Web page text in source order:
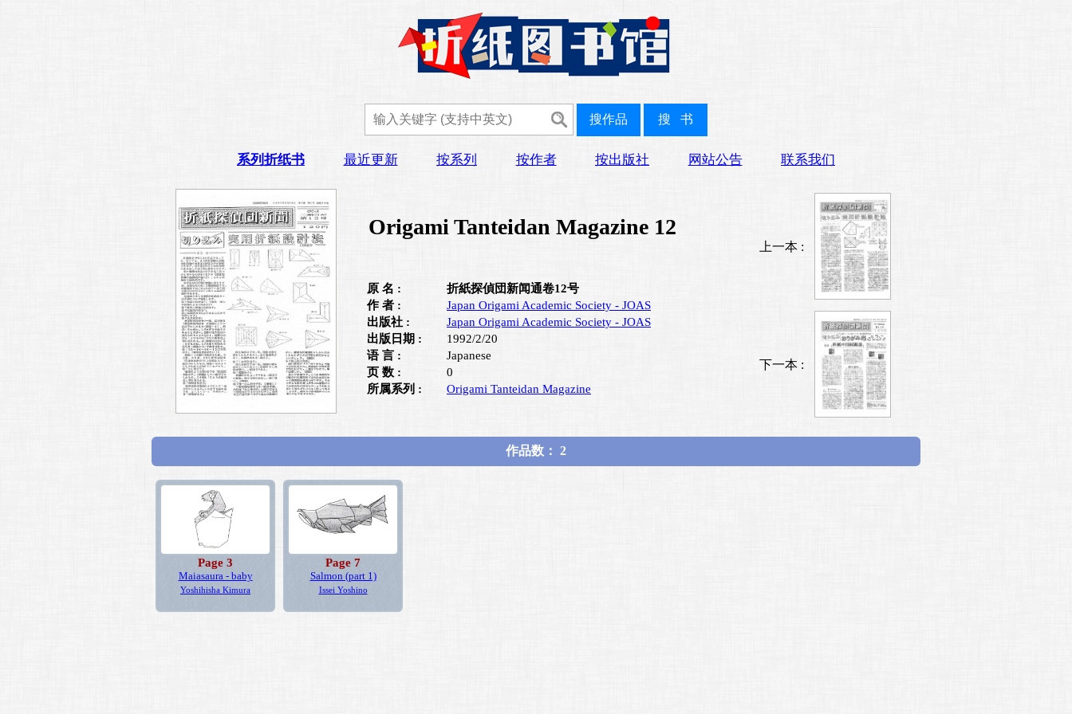
系列折纸书 最近更新 按系列 按作者 按出版社 网站公告 联系我们
Origami Tanteidan Magazine 12
原 名 :
折紙探偵団新闻通卷12号
作 者 :
Japan Origami Academic Society - JOAS
出版社 :
Japan Origami Academic Society - JOAS
出版日期 :
1992/2/20
语 言 :
Japanese
页 数 :
0
所属系列 :
Origami Tanteidan Magazine
上一本 :
下一本 :
作品数： 2
Page 3
Maiasaura - baby
Yoshihisha Kimura
Page 7
Salmon (part 1)
Issei Yoshino